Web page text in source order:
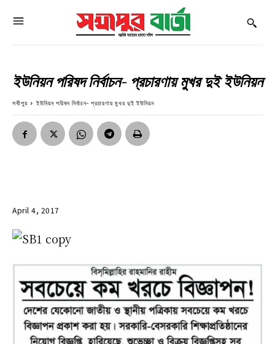
ইউনিয়ন পরিষদ নির্বাচন- প্রচারণায় মুখর দুই ইউনিয়ন
সখীপুর ইউনিয়ন পরিষদ নির্বাচন- প্রচারণায় মুখর দুই ইউনিয়ন
April 4, 2017